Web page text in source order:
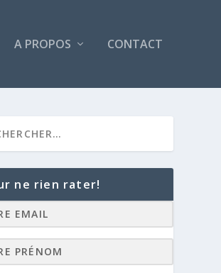
A PROPOS CONTACT
ne rien rater!